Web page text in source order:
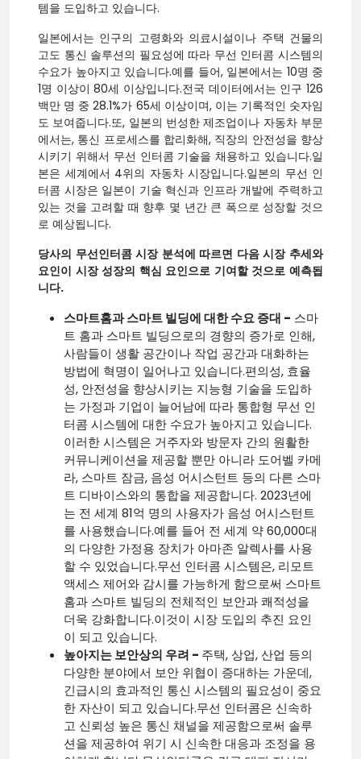
템을 도입하고 있습니다.
일본에서는 인구의 고령화와 의료시설이나 주택 건물의
고도 통신 솔루션의 필요성에 따라 무선 인터콤 시스템의
수요가 높아지고 있습니다.예를 들어, 일본에서는 10명 중
1명 이상이 80세 이상입니다.전국 데이터에서는 인구 126
백만 명 중 28.1%가 65세 이상이며, 이는 기록적인 숫자임
도 보여줍니다.또, 일본의 번성한 제조업이나 자동차 부문
에서는, 통신 프로세스를 합리화해, 직장의 안전성을 향상
시키기 위해서 무선 인터콤 기술을 채용하고 있습니다.일
본은 세계에서 4위의 자동차 시장입니다.일본의 무선 인
터콤 시장은 일본이 기술 혁신과 인프라 개발에 주력하고
있는 것을 고려할 때 향후 몇 년간 큰 폭으로 성장할 것으
로 예상됩니다.
당사의 무선인터콤 시장 분석에 따르면 다음 시장 추세와
요인이 시장 성장의 핵심 요인으로 기여할 것으로 예측됩
니다.
스마트홈과 스마트 빌딩에 대한 수요 증대 - 스마
트 홈과 스마트 빌딩으로의 경향의 증가로 인해,
사람들이 생활 공간이나 작업 공간과 대화하는
방법에 혁명이 일어나고 있습니다.편의성, 효율
성, 안전성을 향상시키는 지능형 기술을 도입하
는 가정과 기업이 늘어남에 따라 통합형 무선 인
터콤 시스템에 대한 수요가 높아지고 있습니다.
이러한 시스템은 거주자와 방문자 간의 원활한
커뮤니케이션을 제공할 뿐만 아니라 도어벨 카메
라, 스마트 잠금, 음성 어시스턴트 등의 다른 스마
트 디바이스와의 통합을 제공합니다. 2023년에
는 전 세계 81억 명의 사용자가 음성 어시스턴트
를 사용했습니다.예를 들어 전 세계 약 60,000대
의 다양한 가정용 장치가 아마존 알렉사를 사용
할 수 있었습니다.무선 인터콤 시스템은, 리모트
액세스 제어와 감시를 가능하게 함으로써 스마트
홈과 스마트 빌딩의 전체적인 보안과 쾌적성을
더욱 강화합니다.이것이 시장 도입의 추진 요인
이 되고 있습니다.
높아지는 보안상의 우려 - 주택, 상업, 산업 등의
다양한 분야에서 보안 위협이 증대하는 가운데,
긴급시의 효과적인 통신 시스템의 필요성이 중요
한 자산이 되고 있습니다.무선 인터콤은 신속하
고 신뢰성 높은 통신 채널을 제공함으로써 솔루
션을 제공하여 위기 시 신속한 대응과 조정을 용